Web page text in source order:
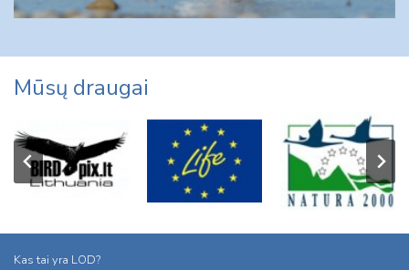
Mūsų draugai
Kas tai yra LOD?